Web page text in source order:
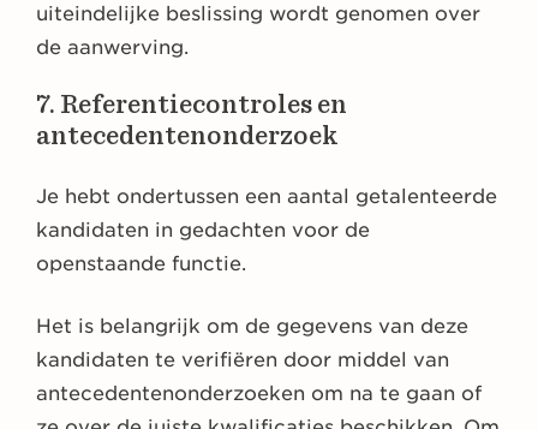
uiteindelijke beslissing wordt genomen over
de aanwerving.
7. Referentiecontroles en
antecedentenonderzoek
Je hebt ondertussen een aantal getalenteerde
kandidaten in gedachten voor de
openstaande functie.
Het is belangrijk om de gegevens van deze
kandidaten te verifiëren door middel van
antecedentenonderzoeken om na te gaan of